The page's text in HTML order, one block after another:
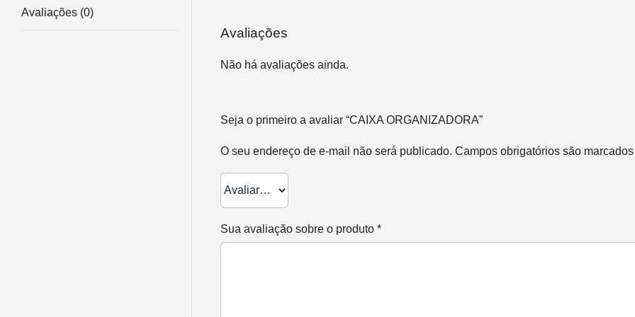
Avaliações (0)
Avaliações
Não há avaliações ainda.
Seja o primeiro a avaliar “CAIXA ORGANIZADORA”
O seu endereço de e-mail não será publicado. Campos obrigatórios são
Sua avaliação sobre o produto *